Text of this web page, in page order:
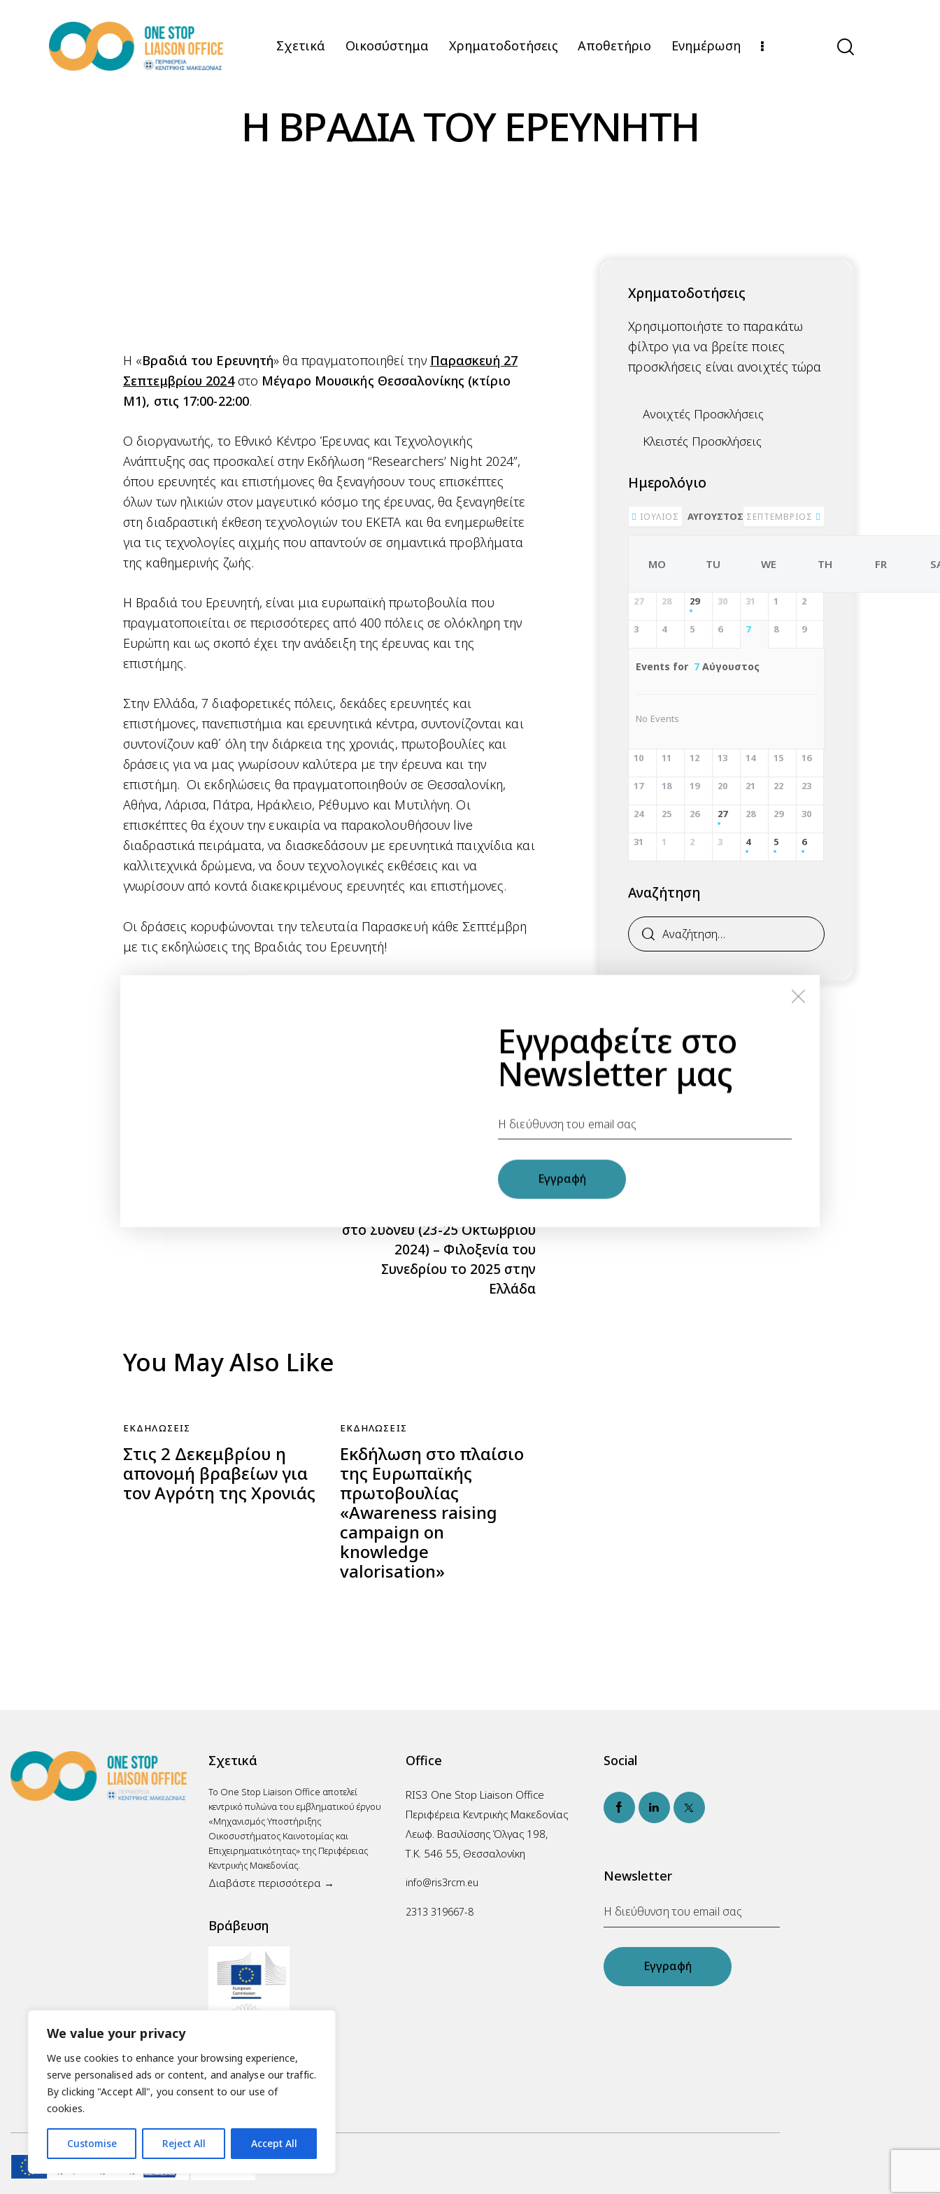
We value your privacy
We use cookies to enhance your browsing experience,
serve personalised ads or content, and analyse our traffic.
By clicking "Accept All", you consent to our use of
cookies.
Customise Reject All Accept All
Σχετικά Οικοσύστημα Χρηματοδοτήσεις Αποθετήριο Ενημέρωση
Η ΒΡΑΔΙΑ ΤΟΥ ΕΡΕΥΝΗΤΗ
Η «Βραδιά του Ερευνητή» θα πραγματοποιηθεί την Παρασκευή 27
Σεπτεμβρίου 2024 στο Μέγαρο Μουσικής Θεσσαλονίκης (κτίριο
Μ1), στις 17:00-22:00.
O διοργανωτής, το Εθνικό Κέντρο Έρευνας και Τεχνολογικής
Ανάπτυξης σας προσκαλεί στην Εκδήλωση “Researchers’ Night 2024”,
όπου ερευνητές και επιστήμονες θα ξεναγήσουν τους επισκέπτες
όλων των ηλικιών στον μαγευτικό κόσμο της έρευνας, θα ξεναγηθείτε
στη διαδραστική έκθεση τεχνολογιών του ΕΚΕΤΑ και θα ενημερωθείτε
για τις τεχνολογίες αιχμής που απαντούν σε σημαντικά προβλήματα
της καθημερινής ζωής.
Η Βραδιά του Ερευνητή, είναι μια ευρωπαϊκή πρωτοβουλία που
πραγματοποιείται σε περισσότερες από 400 πόλεις σε ολόκληρη την
Ευρώπη και ως σκοπό έχει την ανάδειξη της έρευνας και της
επιστήμης.
Στην Ελλάδα, 7 διαφορετικές πόλεις, δεκάδες ερευνητές και
επιστήμονες, πανεπιστήμια και ερευνητικά κέντρα, συντονίζονται και
συντονίζουν καθ΄ όλη την διάρκεια της χρονιάς, πρωτοβουλίες και
δράσεις για να μας γνωρίσουν καλύτερα με την έρευνα και την
επιστήμη. Οι εκδηλώσεις θα πραγματοποιηθούν σε Θεσσαλονίκη,
Αθήνα, Λάρισα, Πάτρα, Ηράκλειο, Ρέθυμνο και Μυτιλήνη. Οι
επισκέπτες θα έχουν την ευκαιρία να παρακολουθήσουν live
διαδραστικά πειράματα, να διασκεδάσουν με ερευνητικά παιχνίδια και
καλλιτεχνικά δρώμενα, να δουν τεχνολογικές εκθέσεις και να
γνωρίσουν από κοντά διακεκριμένους ερευνητές και επιστήμονες.
Οι δράσεις κορυφώνονται την τελευταία Παρασκευή κάθε Σεπτέμβρη
με τις εκδηλώσεις της Βραδιάς του Ερευνητή!
NEXT
Παγκόσμιο Συνέδριο
στο Σύδνεϋ (23-25 Οκτωβρίου
2024) – Φιλοξενία του
Συνεδρίου το 2025 στην
Ελλάδα
You May Also Like
ΕΚΔΗΛΏΣΕΙΣ
Στις 2 Δεκεμβρίου η
απονομή βραβείων για
τον Αγρότη της Χρονιάς
ΕΚΔΗΛΏΣΕΙΣ
Εκδήλωση στο πλαίσιο
της Ευρωπαϊκής
πρωτοβουλίας
«Αwareness raising
campaign on
knowledge
valorisation»
Χρηματοδοτήσεις
Χρησιμοποιήστε το παρακάτω
φίλτρο για να βρείτε ποιες
προσκλήσεις είναι ανοιχτές τώρα
Ανοιχτές Προσκλήσεις
Κλειστές Προσκλήσεις
Ημερολόγιο
ΙΟΎΛΙΟΣ ΑΎΓΟΥΣΤΟΣ 2026ΣΕΠΤΈΜΒΡΙΟΣ
MO TU WE TH FR
27 28 29 30 31 1 2
3 4 5 6 7 8 9
Events for 7 Αύγουστος
No Events
10 11 12 13 14 15 16
17 18 19 20 21 22 23
24 25 26 27 28 29 30
31 1 2 3 4 5 6
Αναζήτηση
Σχετικά
Το One Stop Liaison Office αποτελεί
κεντρικό πυλώνα του εμβληματικού έργου
«Μηχανισμός Υποστήριξης
Οικοσυστήματος Καινοτομίας και
Επιχειρηματικότητας» της Περιφέρειας
Κεντρικής Μακεδονίας.
Διαβάστε περισσότερα →
Βράβευση
Office
RIS3 One Stop Liaison Office
Περιφέρεια Κεντρικής Μακεδονίας
Λεωφ. Βασιλίσσης Όλγας 198,
Τ.Κ. 546 55, Θεσσαλονίκη
info@ris3rcm.eu
2313 319667-8
Social
Newsletter
Εγγραφή
Εγγραφείτε στο
Newsletter μας
Εγγραφή